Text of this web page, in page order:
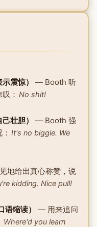
震惊）
— Booth 听
： No shit!
壮胆）
— Booth 强
It's no biggie. We
地给出真心称赞，说
kidding. Nice pull!
缩读）
— 用来追问
Where'd you learn